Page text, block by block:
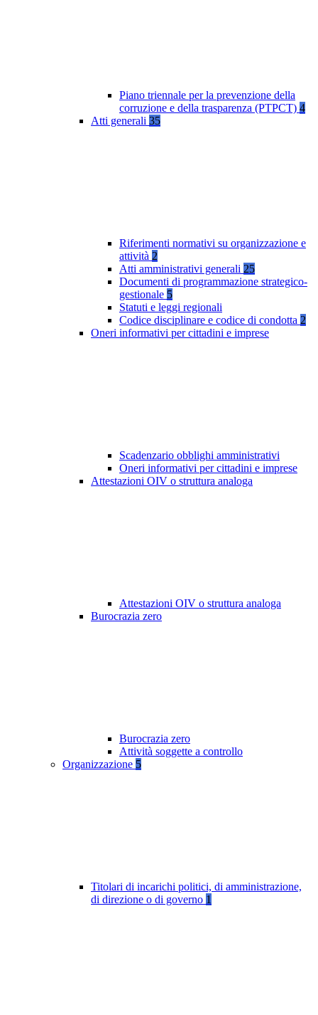
Piano triennale per la prevenzione della
corruzione e della trasparenza (PTPCT) 4
Atti generali 35
Riferimenti normativi su organizzazione e
attività 2
Atti amministrativi generali 25
Documenti di programmazione strategico-
gestionale 5
Statuti e leggi regionali
Codice disciplinare e codice di condotta 2
Oneri informativi per cittadini e imprese
Scadenzario obblighi amministrativi
Oneri informativi per cittadini e imprese
Attestazioni OIV o struttura analoga
Attestazioni OIV o struttura analoga
Burocrazia zero
Burocrazia zero
Attività soggette a controllo
Organizzazione 5
Titolari di incarichi politici, di amministrazione,
di direzione o di governo 1